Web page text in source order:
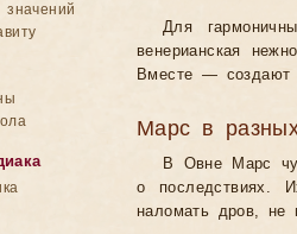
Для
венерианская
Вместе — создают
Марс в
В Овне Марс
о последствиях.
наломать дров, не
значений